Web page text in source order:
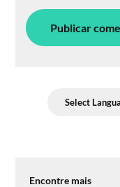
Encontre mais